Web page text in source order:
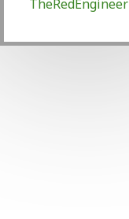
TheRedEngineer